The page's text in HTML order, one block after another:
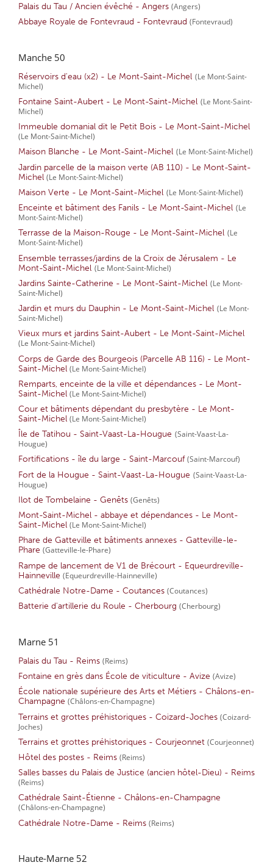
Palais du Tau / Ancien évêché - Angers (Angers)
Abbaye Royale de Fontevraud - Fontevraud (Fontevraud)
Manche 50
Réservoirs d'eau (x2) - Le Mont-Saint-Michel (Le Mont-Saint-
Michel)
Fontaine Saint-Aubert - Le Mont-Saint-Michel (Le Mont-Saint-
Michel)
Immeuble domanial dit le Petit Bois - Le Mont-Saint-Michel
(Le Mont-Saint-Michel)
Maison Blanche - Le Mont-Saint-Michel (Le Mont-Saint-Michel)
Jardin parcelle de la maison verte (AB 110) - Le Mont-Saint-
Michel (Le Mont-Saint-Michel)
Maison Verte - Le Mont-Saint-Michel (Le Mont-Saint-Michel)
Enceinte et bâtiment des Fanils - Le Mont-Saint-Michel (Le
Mont-Saint-Michel)
Terrasse de la Maison-Rouge - Le Mont-Saint-Michel (Le
Mont-Saint-Michel)
Ensemble terrasses/jardins de la Croix de Jérusalem - Le
Mont-Saint-Michel (Le Mont-Saint-Michel)
Jardins Sainte-Catherine - Le Mont-Saint-Michel (Le Mont-
Saint-Michel)
Jardin et murs du Dauphin - Le Mont-Saint-Michel (Le Mont-
Saint-Michel)
Vieux murs et jardins Saint-Aubert - Le Mont-Saint-Michel
(Le Mont-Saint-Michel)
Corps de Garde des Bourgeois (Parcelle AB 116) - Le Mont-
Saint-Michel (Le Mont-Saint-Michel)
Remparts, enceinte de la ville et dépendances - Le Mont-
Saint-Michel (Le Mont-Saint-Michel)
Cour et bâtiments dépendant du presbytère - Le Mont-
Saint-Michel (Le Mont-Saint-Michel)
Île de Tatihou - Saint-Vaast-La-Hougue (Saint-Vaast-La-
Hougue)
Fortifications - île du large - Saint-Marcouf (Saint-Marcouf)
Fort de la Hougue - Saint-Vaast-La-Hougue (Saint-Vaast-La-
Hougue)
Ilot de Tombelaine - Genêts (Genêts)
Mont-Saint-Michel - abbaye et dépendances - Le Mont-
Saint-Michel (Le Mont-Saint-Michel)
Phare de Gatteville et bâtiments annexes - Gatteville-le-
Phare (Gatteville-le-Phare)
Rampe de lancement de V1 de Brécourt - Equeurdreville-
Hainneville (Equeurdreville-Hainneville)
Cathédrale Notre-Dame - Coutances (Coutances)
Batterie d'artillerie du Roule - Cherbourg (Cherbourg)
Marne 51
Palais du Tau - Reims (Reims)
Fontaine en grès dans École de viticulture - Avize (Avize)
École nationale supérieure des Arts et Métiers - Châlons-en-
Champagne (Châlons-en-Champagne)
Terrains et grottes préhistoriques - Coizard-Joches (Coizard-
Joches)
Terrains et grottes préhistoriques - Courjeonnet (Courjeonnet)
Hôtel des postes - Reims (Reims)
Salles basses du Palais de Justice (ancien hôtel-Dieu) - Reims
(Reims)
Cathédrale Saint-Étienne - Châlons-en-Champagne
(Châlons-en-Champagne)
Cathédrale Notre-Dame - Reims (Reims)
Haute-Marne 52